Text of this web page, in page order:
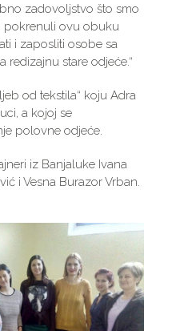
zadovoljstvo što smo
pokrenuli ovu obuku
i zaposliti osobe sa
redizajnu stare odjeće.“
od tekstila“ koju Adra
a kojoj se
polovne odjeće.
iz Banjaluke Ivana
i Vesna Burazor Vrban.